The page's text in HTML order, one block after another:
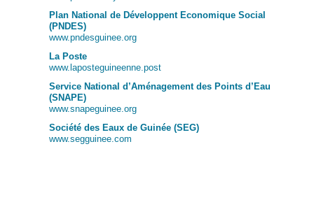
Plan National de Développent Economique Social
(PNDES)
www.pndesguinee.org
La Poste
www.laposteguineenne.post
Service National d’Aménagement des Points d’Eau
(SNAPE)
www.snapeguinee.org
Société des Eaux de Guinée (SEG)
www.segguinee.com